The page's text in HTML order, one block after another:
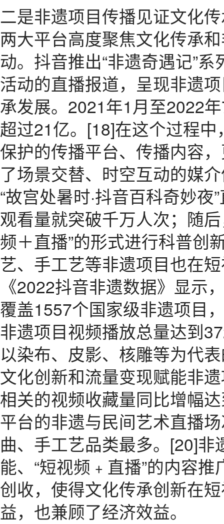
二是非遗项目传播见证文化
两大平台高度聚焦文化传承
动。抖音推出“非遗奇遇记”
活动的直播报道，呈现非遗
承发展。2021年1月至2022
超过21亿。[18]在这个过程
保护的传播平台、传播内容
了场景交替、时空互动的媒
“故宫处暑时·抖音百科奇妙
观看量就突破千万人次；随
频＋直播”的形式进行科普创
艺、手工艺等非遗项目也在
《2022抖音非遗数据》显示
覆盖1557个国家级非遗项目
非遗项目视频播放总量达到
以染布、皮影、核雕等为代
文化创新和流量变现赋能非
相关的视频收藏量同比增幅
平台的非遗与民间艺术直播
曲、手工艺品类最多。[20]
能、“短视频﹢直播”的内容
创收，使得文化传承创新在
益，也兼顾了经济效益。